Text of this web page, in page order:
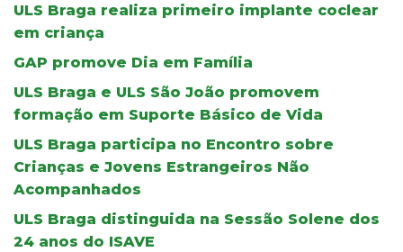
ULS Braga realiza primeiro implante coclear
em criança
GAP promove Dia em Família
ULS Braga e ULS São João promovem
formação em Suporte Básico de Vida
ULS Braga participa no Encontro sobre
Crianças e Jovens Estrangeiros Não
Acompanhados
ULS Braga distinguida na Sessão Solene dos
24 anos do ISAVE